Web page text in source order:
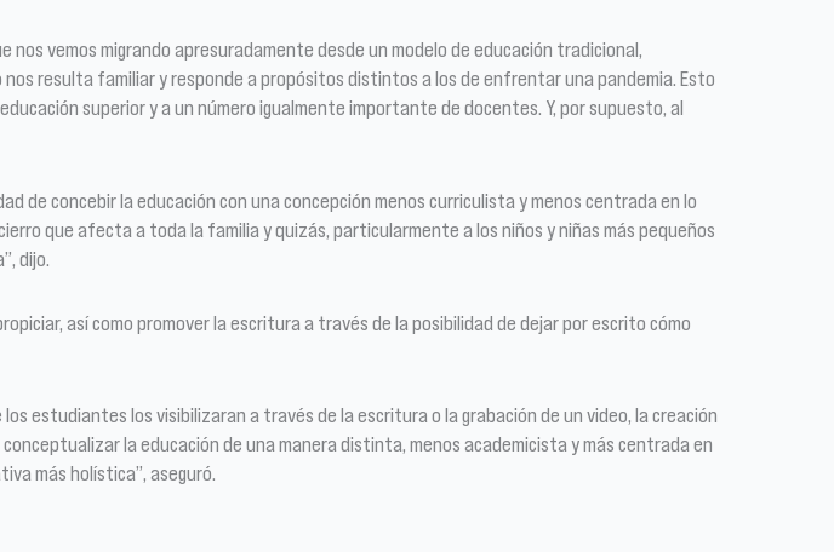
vemos migrando apresuradamente desde un modelo de educación tradicional,
resulta familiar y responde a propósitos distintos a los de enfrentar una pandemia. Esto
superior y a un número igualmente importante de docentes. Y, por supuesto, al
de concebir la educación con una concepción menos curriculista y menos centrada en lo
que afecta a toda la familia y quizás, particularmente a los niños y niñas más pequeños
dijo.
así como promover la escritura a través de la posibilidad de dejar por escrito cómo
estudiantes los visibilizaran a través de la escritura o la grabación de un video, la creación
la educación de una manera distinta, menos academicista y más centrada en
más holística”, aseguró.